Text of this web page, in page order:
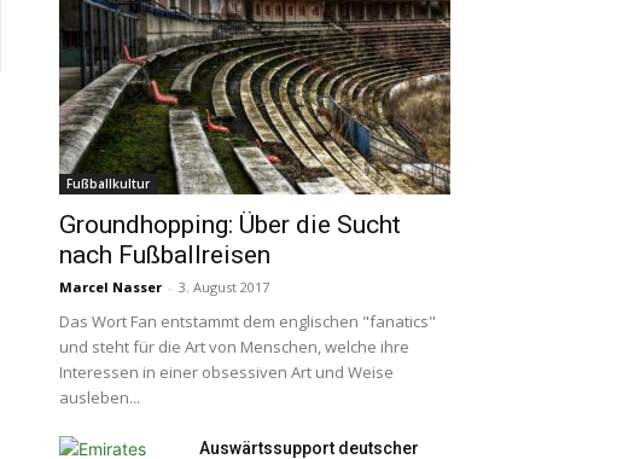
Fußballkultur
Groundhopping: Über die Sucht
nach Fußballreisen
Marcel Nasser - 3. August 2017
Das Wort Fan entstammt dem englischen "fanatics"
und steht für die Art von Menschen, welche ihre
Interessen in einer obsessiven Art und Weise
ausleben...
Auswärtssupport deutscher